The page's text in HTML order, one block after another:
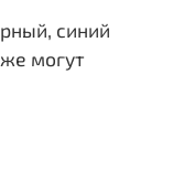
синий
могут